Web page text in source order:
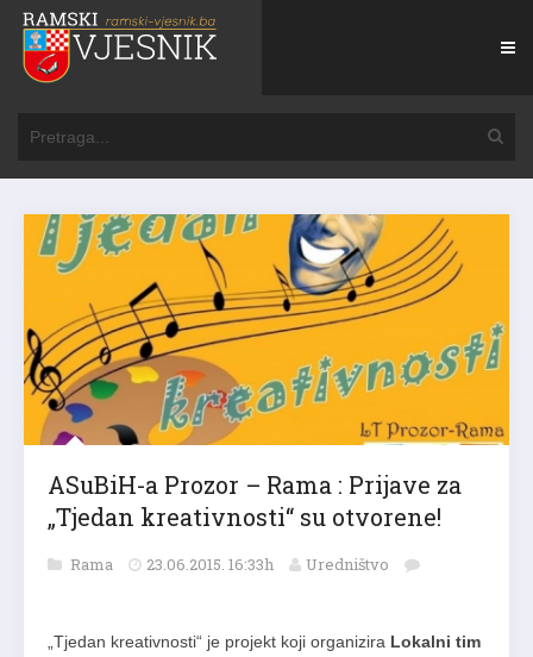
ASuBiH-a Prozor – Rama : Prijave za
„Tjedan kreativnosti“ su otvorene!
Rama 23.06.2015. 16:33h Uredništvo
„Tjedan kreativnosti“ je projekt koji organizira Lokalni tim